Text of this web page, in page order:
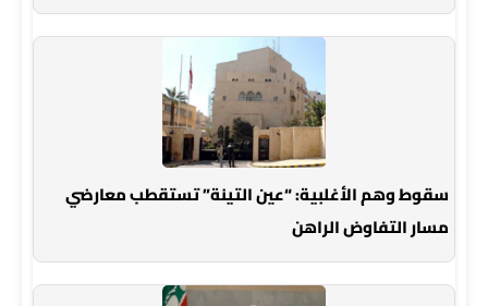
سقوط وهم الأغلبية: “عين التينة” تستقطب معارضي
مسار التفاوض الراهن